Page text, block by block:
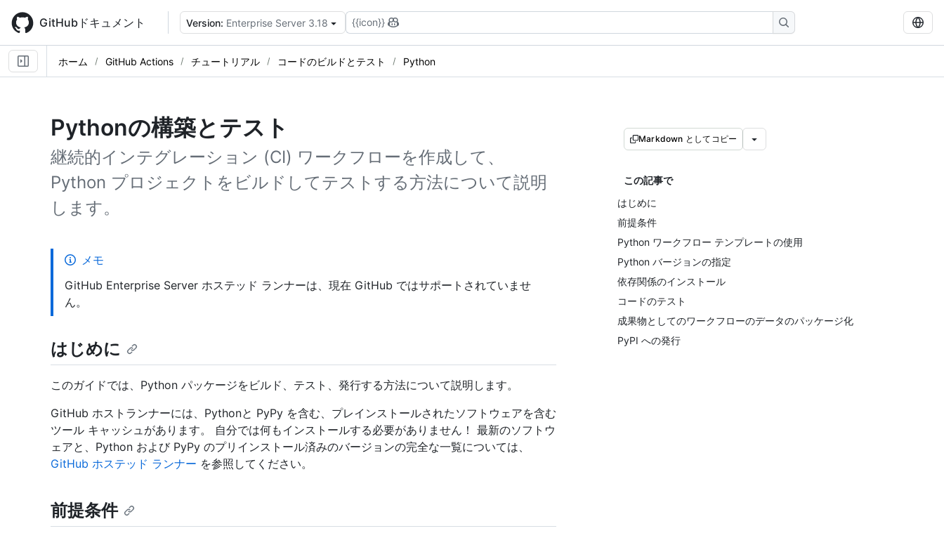
main
content
GitHubドキュメント Version: Enterprise Server 3.18 {{icon}}
ホーム GitHub Actions チュートリアル コードのビルドとテスト Python
Pythonの構築とテスト
継続的インテグレーション (CI) ワークフローを作成して、
Python プロジェクトをビルドしてテストする方法について説明
します。
Markdown としてコピー
この記事で
はじめに
前提条件
Python ワークフロー テンプレートの使用
Python バージョンの指定
依存関係のインストール
コードのテスト
成果物としてのワークフローのデータのパッケージ化
PyPI への発行
メモ
GitHub Enterprise Server ホステッド ランナーは、現在 GitHub ではサポートされていませ
ん。
はじめに
このガイドでは、Python パッケージをビルド、テスト、発行する方法について説明します。
GitHub ホストランナーには、Pythonと PyPy を含む、プレインストールされたソフトウェアを含む
ツール キャッシュがあります。 自分では何もインストールする必要がありません！ 最新のソフトウ
ェアと、Python および PyPy のプリインストール済みのバージョンの完全な一覧については、
GitHub ホステッド ランナー を参照してください。
前提条件